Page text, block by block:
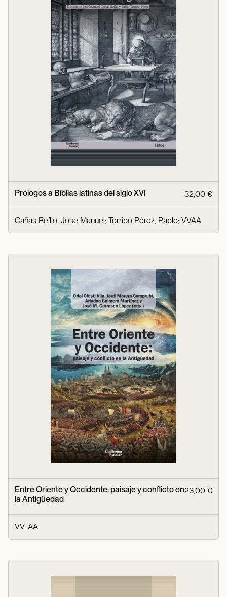
Prólogos a Biblias latinas del siglo XVI 32,00 €
Cañas Reíllo, Jose Manuel; Torribo Pérez, Pablo; VVAA
Entre Oriente y Occidente: paisaje y conflicto en
la Antigüedad
23,00 €
VV. AA.